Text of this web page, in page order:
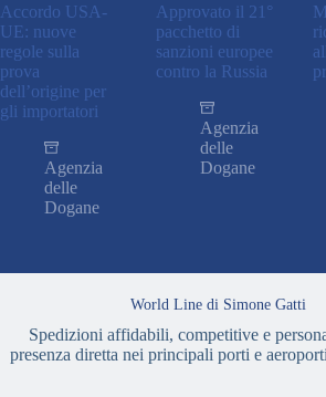
Accordo USA-
UE: nuove
regole sulla
prova
dell’origine per
gli importatori
Agenzia
delle
Dogane
Approvato il 21°
pacchetto di
sanzioni europee
contro la Russia
Agenzia
delle
Dogane
World Line di Simone Gatti
Spedizioni affidabili, competitive e
presenza diretta nei principali porti e